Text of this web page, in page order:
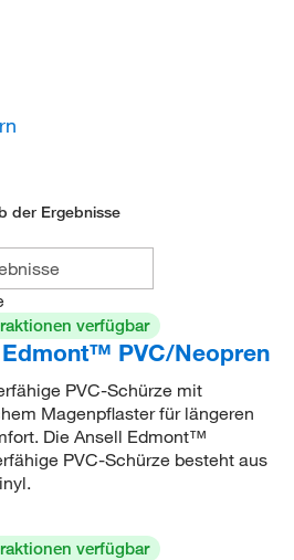
der Ergebnisse
verfügbar
PVC/Neopren
PVC-Schürze mit
Magenpflaster für längeren
Die Ansell Edmont™
PVC-Schürze besteht aus
verfügbar